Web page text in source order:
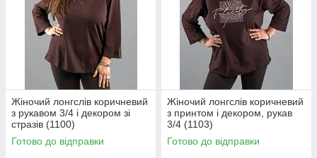
Жіночий лонгслів коричневий
з рукавом 3/4 і декором зі
стразів (1100)
Готово до відправки
Жіночий лонгслів коричневий
з принтом і декором, рукав
3/4 (1103)
Готово до відправки